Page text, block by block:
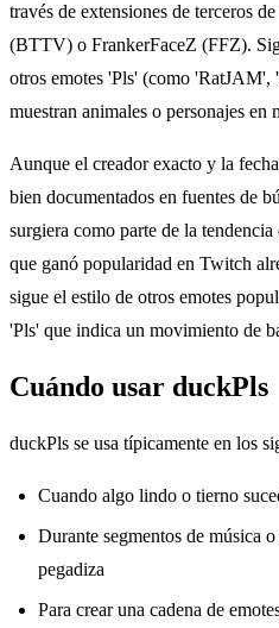
través de extensiones de terceros
(BTTV) o FrankerFaceZ (FFZ).
otros emotes 'Pls' (como
muestran animales o personajes
Aunque el creador exacto y la
bien documentados en fuentes de
surgiera como parte de la
que ganó popularidad en Twitch
sigue el estilo de otros emotes
'Pls' que indica un movimiento de
Cuándo usar duckPls
duckPls se usa típicamente en los
Cuando algo lindo o tierno
Durante segmentos de música
pegadiza
Para crear una cadena de